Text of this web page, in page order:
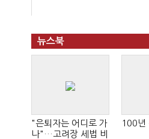
뉴스북
"은퇴자는 어디로 가
나"…고려장 세법 비
100년